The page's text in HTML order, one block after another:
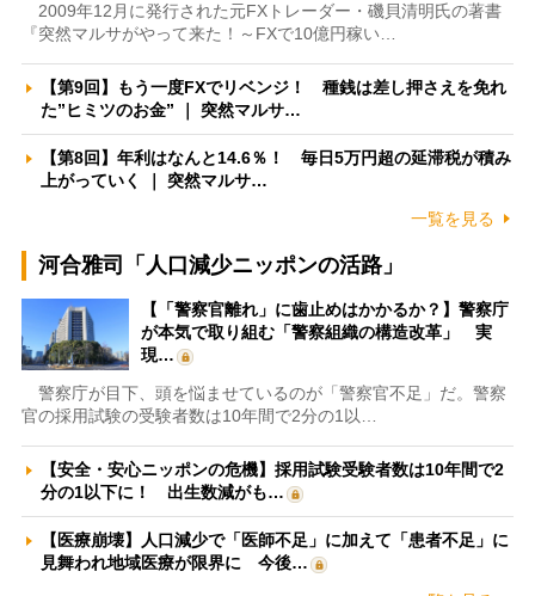
2009年12月に発行された元FXトレーダー・磯貝清明氏の著書
『突然マルサがやって来た！～FXで10億円稼い…
【第9回】もう一度FXでリベンジ！ 種銭は差し押さえを免れ
た”ヒミツのお金” ｜ 突然マルサ…
【第8回】年利はなんと14.6％！ 毎日5万円超の延滞税が積み
上がっていく ｜ 突然マルサ…
一覧を見る
河合雅司「人口減少ニッポンの活路」
【「警察官離れ」に歯止めはかかるか？】警察庁
が本気で取り組む「警察組織の構造改革」 実
現…
警察庁が目下、頭を悩ませているのが「警察官不足」だ。警察
官の採用試験の受験者数は10年間で2分の1以…
【安全・安心ニッポンの危機】採用試験受験者数は10年間で2
分の1以下に！ 出生数減がも…
【医療崩壊】人口減少で「医師不足」に加えて「患者不足」に
見舞われ地域医療が限界に 今後…